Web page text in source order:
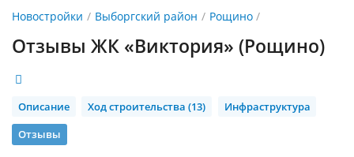
Новостройки Выборгский район Рощино
Отзывы ЖК «Виктория» (Рощино)
Описание Ход строительства (13)
Инфраструктура
Отзывы